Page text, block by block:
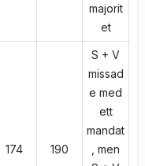
majorit
et
174 190
S + V
missad
e med
ett
mandat
, men